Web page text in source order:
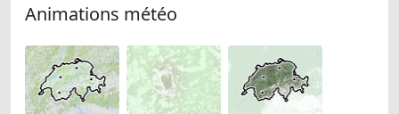
Animations météo